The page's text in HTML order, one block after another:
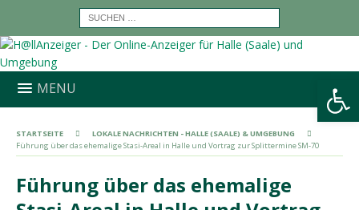
MENU
STARTSEITE
LOKALE NACHRICHTEN - HALLE (SAALE) & UMGEBUNG
Führung über das ehemalige Stasi-Areal in Halle und Vortrag zur Splittermine SM-70
Führung über das ehemalige
Werkzeugleiste öffnen